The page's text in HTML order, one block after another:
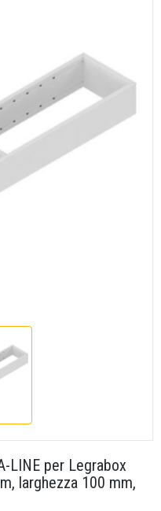
LINE per Legrabox
larghezza 100 mm,